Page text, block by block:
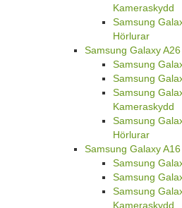
Kameraskydd
Samsung
Hörlurar
Samsung Galaxy A26
Samsung
Samsung
Samsung
Kameraskydd
Samsung
Hörlurar
Samsung Galaxy A16
Samsung
Samsung
Samsung
Kameraskydd